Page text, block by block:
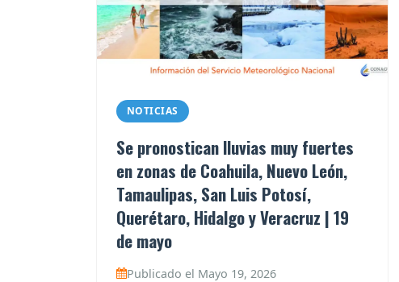
NOTICIAS
Se pronostican lluvias muy fuertes
en zonas de Coahuila, Nuevo León,
Tamaulipas, San Luis Potosí,
Querétaro, Hidalgo y Veracruz | 19
de mayo
Publicado el Mayo 19, 2026